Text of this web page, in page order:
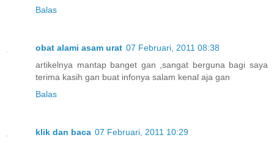
Balas
obat alami asam urat 07 Februari, 2011 08:38
artikelnya mantap banget gan ,sangat berguna bagi saya
terima kasih gan buat infonya salam kenal aja gan
Balas
klik dan baca 07 Februari, 2011 10:29